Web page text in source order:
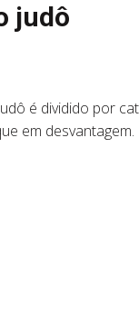
judô
é dividido por
em desvantagem.